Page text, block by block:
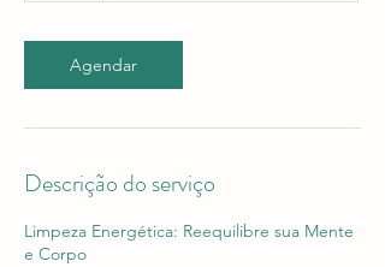
Agendar
Descrição do serviço
Limpeza Energética: Reequilibre sua Mente
e Corpo